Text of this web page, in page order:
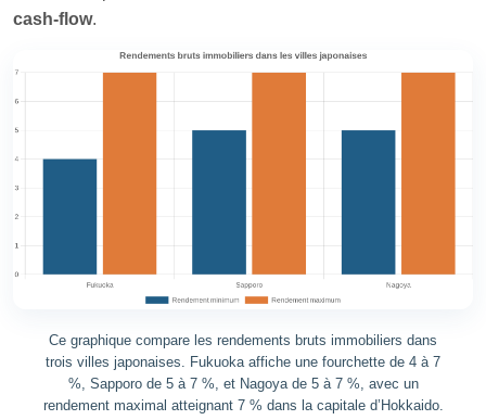
cash‑flow.
Ce graphique compare les rendements bruts immobiliers dans
trois villes japonaises. Fukuoka affiche une fourchette de 4 à 7
%, Sapporo de 5 à 7 %, et Nagoya de 5 à 7 %, avec un
rendement maximal atteignant 7 % dans la capitale d’Hokkaido.